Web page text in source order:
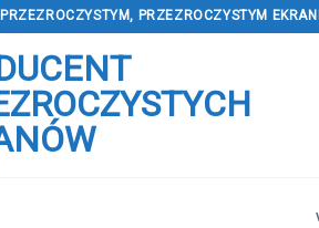
PRZEZROCZYSTYM